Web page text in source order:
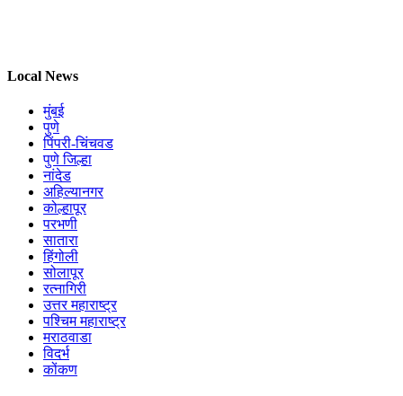
Local News
मुंबई
पुणे
पिंपरी-चिंचवड
पुणे जिल्हा
नांदेड
अहिल्यानगर
कोल्हापूर
परभणी
सातारा
हिंगोली
सोलापूर
रत्नागिरी
उत्तर महाराष्ट्र
पश्चिम महाराष्ट्र
मराठवाडा
विदर्भ
कोंकण